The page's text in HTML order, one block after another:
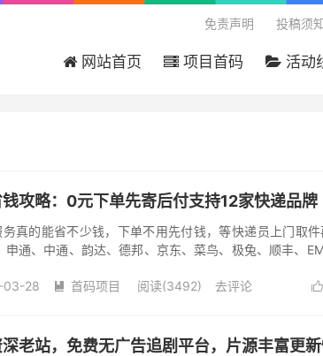
网站首页 项目首码 活动
免责声明 投稿须
攻略：0元下单先寄后付支持12家快递品牌
真的能省不少钱，下单不用先付钱，等快递员上门取
通、中通、韵达、德邦、京东、菜鸟、极兔、顺丰、

03-28  首码项目 阅读(3492) 去评论
老站，免费无广告追剧平台，片源丰富更新
欢迎来到吾爱首码网 - 国内最大